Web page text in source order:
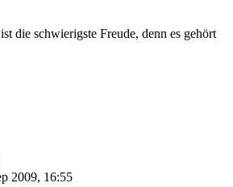
die schwierigste Freude, denn es gehört
2009, 16:55